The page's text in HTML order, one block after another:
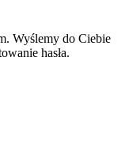
Wyślemy do Ciebie
hasła.